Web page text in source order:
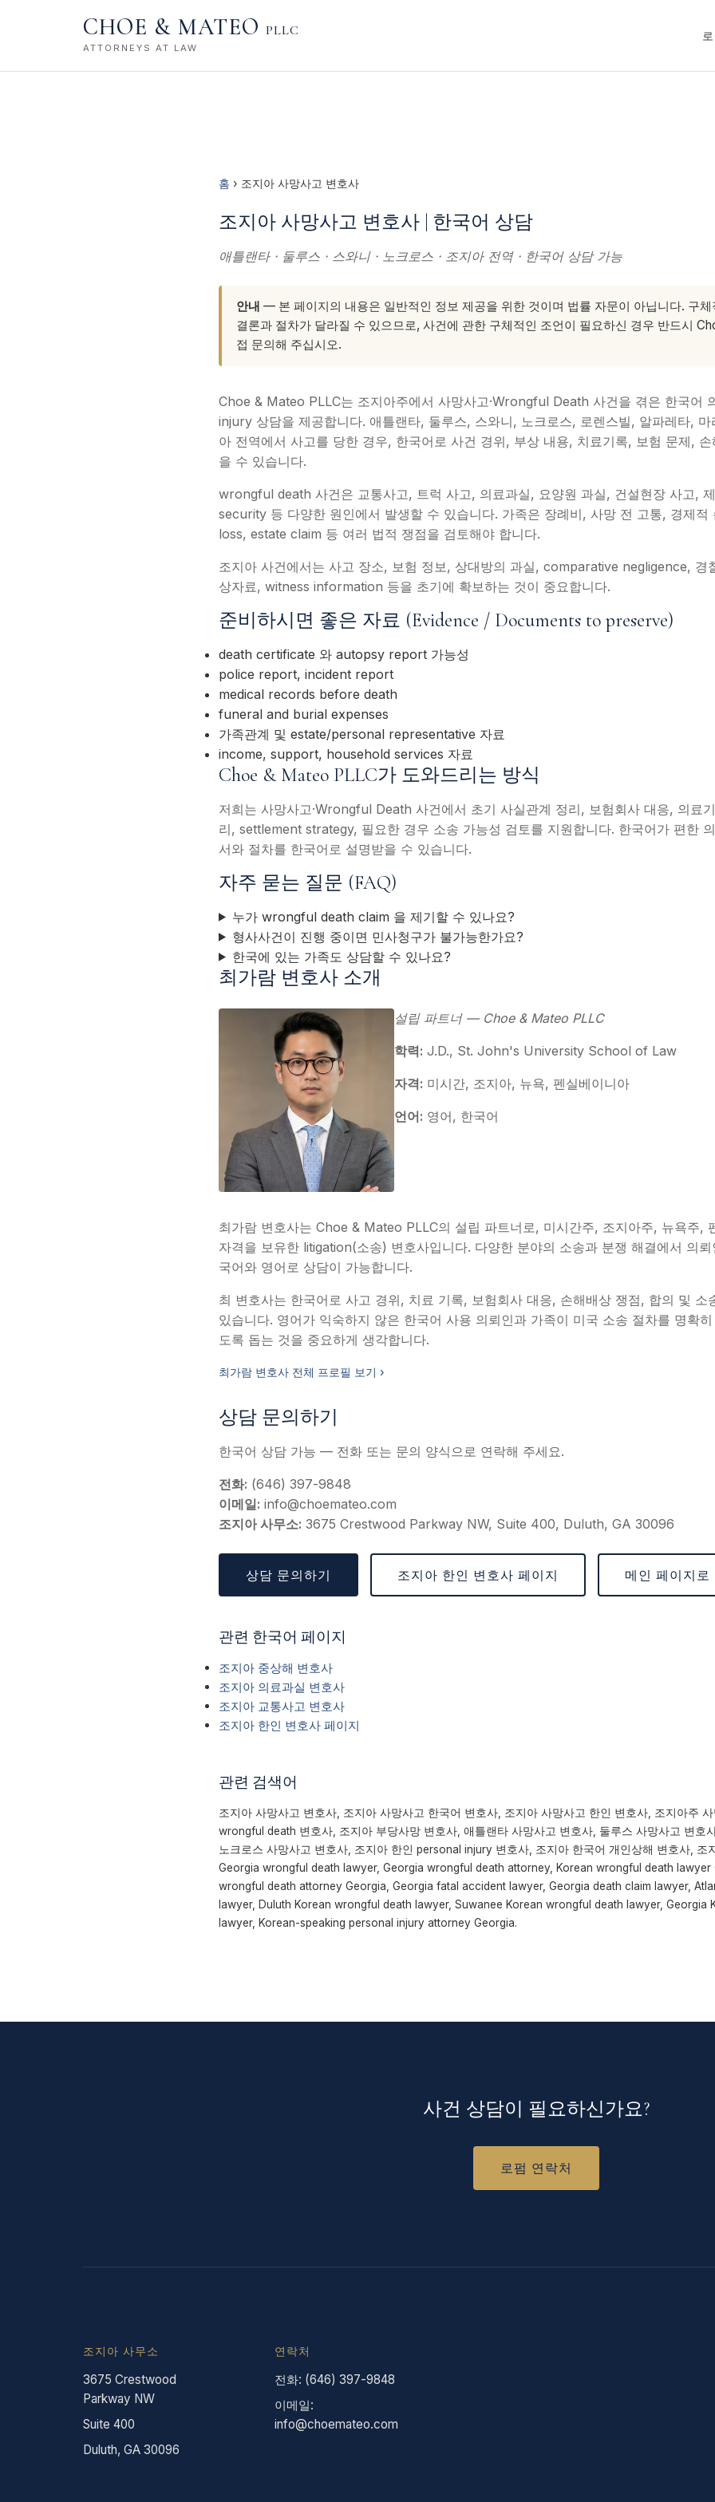
CHOE & MATEO PLLC
ATTORNEYS AT LAW
홈 › 조지아 사망사고 변호사
조지아 사망사고 변호사 | 한국어 상담
애틀랜타 · 둘루스 · 스와니 · 노크로스 · 조지아 전역 · 한국어 상담 가능
안내 — 본 페이지의 내용은 일반적인 정보 제공을 위한 것이며 법률 자문이 아닙니다. 구
결론과 절차가 달라질 수 있으므로, 사건에 관한 구체적인 조언이 필요하신 경우 반드시
접 문의해 주십시오.
Choe & Mateo PLLC는 조지아주에서 사망사고·Wrongful Death 사건을 겪은 한국어
injury 상담을 제공합니다. 애틀랜타, 둘루스, 스와니, 노크로스, 로렌스빌, 알파레타,
아 전역에서 사고를 당한 경우, 한국어로 사건 경위, 부상 내용, 치료기록, 보험 문제,
을 수 있습니다.
wrongful death 사건은 교통사고, 트럭 사고, 의료과실, 요양원 과실, 건설현장 사고,
security 등 다양한 원인에서 발생할 수 있습니다. 가족은 장례비, 사망 전 고통, 경제
loss, estate claim 등 여러 법적 쟁점을 검토해야 합니다.
조지아 사건에서는 사고 장소, 보험 정보, 상대방의 과실, comparative negligence, 경
상자료, witness information 등을 초기에 확보하는 것이 중요합니다.
준비하시면 좋은 자료 (Evidence / Documents to preserve)
death certificate 와 autopsy report 가능성
police report, incident report
medical records before death
funeral and burial expenses
가족관계 및 estate/personal representative 자료
income, support, household services 자료
Choe & Mateo PLLC가 도와드리는 방식
저희는 사망사고·Wrongful Death 사건에서 초기 사실관계 정리, 보험회사 대응, 의료
리, settlement strategy, 필요한 경우 소송 가능성 검토를 지원합니다. 한국어가 편한
서와 절차를 한국어로 설명받을 수 있습니다.
자주 묻는 질문 (FAQ)
누가 wrongful death claim 을 제기할 수 있나요?
형사사건이 진행 중이면 민사청구가 불가능한가요?
한국에 있는 가족도 상담할 수 있나요?
최가람 변호사 소개
설립 파트너 — Choe & Mateo PLLC
학력: J.D., St. John's University School of Law
자격: 미시간, 조지아, 뉴욕, 펜실베이니아
언어: 영어, 한국어
최가람 변호사는 Choe & Mateo PLLC의 설립 파트너로, 미시간주, 조지아주, 뉴욕주,
자격을 보유한 litigation(소송) 변호사입니다. 다양한 분야의 소송과 분쟁 해결에서 의
국어와 영어로 상담이 가능합니다.
최 변호사는 한국어로 사고 경위, 치료 기록, 보험회사 대응, 손해배상 쟁점, 합의 및 소
있습니다. 영어가 익숙하지 않은 한국어 사용 의뢰인과 가족이 미국 소송 절차를 명확
도록 돕는 것을 중요하게 생각합니다.
최가람 변호사 전체 프로필 보기 ›
상담 문의하기
한국어 상담 가능 — 전화 또는 문의 양식으로 연락해 주세요.
전화: (646) 397-9848
이메일: info@choemateo.com
조지아 사무소: 3675 Crestwood Parkway NW, Suite 400, Duluth, GA 30096
상담 문의하기 조지아 한인 변호사 페이지 메인 페이지로
관련 한국어 페이지
조지아 중상해 변호사
조지아 의료과실 변호사
조지아 교통사고 변호사
조지아 한인 변호사 페이지
관련 검색어
조지아 사망사고 변호사, 조지아 사망사고 한국어 변호사, 조지아 사망사고 한인 변호사, 조지아주
wrongful death 변호사, 조지아 부당사망 변호사, 애틀랜타 사망사고 변호사, 둘루스 사망사고 변호
노크로스 사망사고 변호사, 조지아 한인 personal injury 변호사, 조지아 한국어 개인상해 변호사, 조
Georgia wrongful death lawyer, Georgia wrongful death attorney, Korean wrongful death lawyer
wrongful death attorney Georgia, Georgia fatal accident lawyer, Georgia death claim lawyer,
lawyer, Duluth Korean wrongful death lawyer, Suwanee Korean wrongful death lawyer, Georgia
lawyer, Korean-speaking personal injury attorney Georgia.
사건 상담이 필요하신가요?
로펌 연락처
조지아 사무소
3675 Crestwood
Parkway NW
Suite 400
Duluth, GA 30096
연락처
전화: (646) 397-9848
이메일:
info@choemateo.com